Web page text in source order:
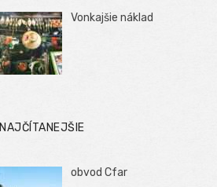
Vonkajšie náklad
NAJČÍTANEJŠIE
obvod Cfar